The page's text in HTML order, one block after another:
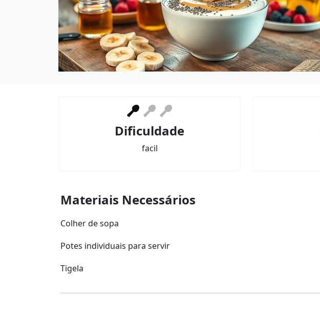
Dificuldade
facil
Materiais Necessários
Colher de sopa
Potes individuais para servir
Tigela